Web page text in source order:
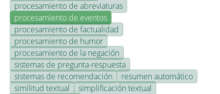
procesamiento de abreviaturas
procesamiento de eventos
procesamiento de factualidad
procesamiento de humor
procesamiento de la negación
sistemas de pregunta-respuesta
sistemas de recomendación
resumen automático
similitud textual
simplificación textual